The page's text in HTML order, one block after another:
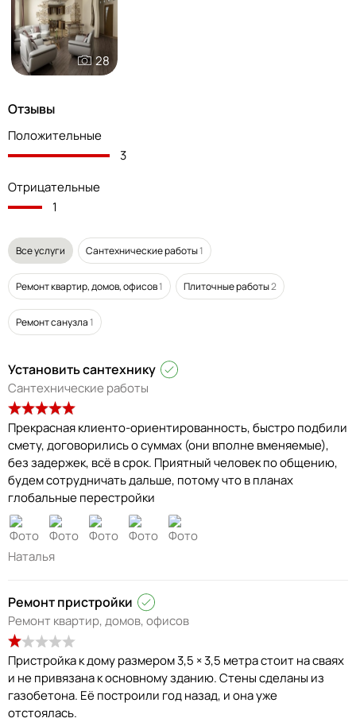
28
Отзывы
Положительные
3
Отрицательные
1
Все услуги Сантехнические работы1
Ремонт квартир, домов, офисов1 Плиточные работы2
Ремонт санузла1
Установить сантехнику
Сантехнические работы
Прекрасная клиенто-ориентированность, быстро подбили
смету, договорились о суммах (они вполне вменяемые),
без задержек, всё в срок. Приятный человек по общению,
будем сотрудничать дальше, потому что в планах
глобальные перестройки
Наталья
Ремонт пристройки
Ремонт квартир, домов, офисов
Пристройка к дому размером 3,5 × 3,5 метра стоит на сваях
и не привязана к основному зданию. Стены сделаны из
газобетона. Её построили год назад, и она уже
отстоялась.